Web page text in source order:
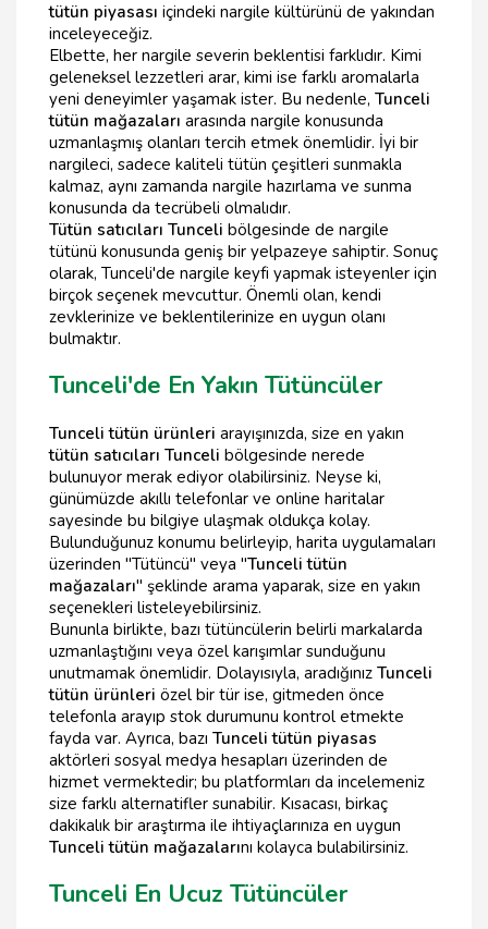
tütün piyasası içindeki nargile kültürünü de yakından
inceleyeceğiz.
Elbette, her nargile severin beklentisi farklıdır. Kimi
geleneksel lezzetleri arar, kimi ise farklı aromalarla
yeni deneyimler yaşamak ister. Bu nedenle, Tunceli
tütün mağazaları arasında nargile konusunda
uzmanlaşmış olanları tercih etmek önemlidir. İyi bir
nargileci, sadece kaliteli tütün çeşitleri sunmakla
kalmaz, aynı zamanda nargile hazırlama ve sunma
konusunda da tecrübeli olmalıdır.
Tütün satıcıları Tunceli bölgesinde de nargile
tütünü konusunda geniş bir yelpazeye sahiptir. Sonuç
olarak, Tunceli'de nargile keyfi yapmak isteyenler için
birçok seçenek mevcuttur. Önemli olan, kendi
zevklerinize ve beklentilerinize en uygun olanı
bulmaktır.
Tunceli'de En Yakın Tütüncüler
Tunceli tütün ürünleri arayışınızda, size en yakın
tütün satıcıları Tunceli bölgesinde nerede
bulunuyor merak ediyor olabilirsiniz. Neyse ki,
günümüzde akıllı telefonlar ve online haritalar
sayesinde bu bilgiye ulaşmak oldukça kolay.
Bulunduğunuz konumu belirleyip, harita uygulamaları
üzerinden "Tütüncü" veya "Tunceli tütün
mağazaları" şeklinde arama yaparak, size en yakın
seçenekleri listeleyebilirsiniz.
Bununla birlikte, bazı tütüncülerin belirli markalarda
uzmanlaştığını veya özel karışımlar sunduğunu
unutmamak önemlidir. Dolayısıyla, aradığınız Tunceli
tütün ürünleri özel bir tür ise, gitmeden önce
telefonla arayıp stok durumunu kontrol etmekte
fayda var. Ayrıca, bazı Tunceli tütün piyasas
aktörleri sosyal medya hesapları üzerinden de
hizmet vermektedir; bu platformları da incelemeniz
size farklı alternatifler sunabilir. Kısacası, birkaç
dakikalık bir araştırma ile ihtiyaçlarınıza en uygun
Tunceli tütün mağazalarını kolayca bulabilirsiniz.
Tunceli En Ucuz Tütüncüler